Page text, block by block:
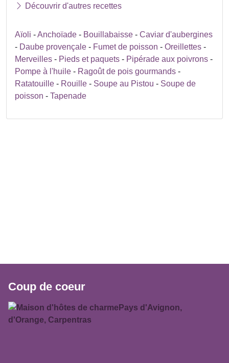
Découvrir d'autres recettes
Aïoli -Anchoïade - Bouillabaisse - Caviar d'aubergines
- Daube provençale - Fumet de poisson - Oreillettes -
Merveilles - Pieds et paquets - Pipérade aux poivrons -
Pompe à l'huile - Ragoût de pois gourmands -
Ratatouille - Rouille - Soupe au Pistou - Soupe de
poisson - Tapenade
Coup de coeur